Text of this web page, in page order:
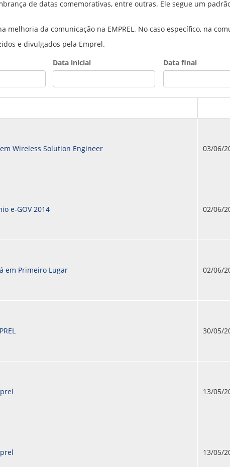
PPP - PERFIL PROFISSIOGRÁFICO
PROGRAMA DE ESTAGIÁRIO
SAÚDE DO TRABALHADOR
PUBLICAÇÕES
de datas comemorativas, entre outras. Ele segue um
da comunicação na EMPREL. No caso específico, na
e divulgados pela Emprel.
Data inicial
Date
Data final
Date
Wireless Solution Engineer 03/06/
e-GOV 2014 02/06/
em Primeiro Lugar 02/06/
30/05/
13/05/
13/05/